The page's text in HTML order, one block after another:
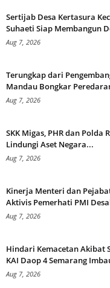
Sertijab Desa Kertasura
Suhaeti Siap Membangun
Aug 7, 2026
Terungkap dari
Mandau Bongkar
Aug 7, 2026
SKK Migas, PHR dan Polda
Lindungi Aset Negara...
Aug 7, 2026
Kinerja Menteri dan
Aktivis Pemerhati PMI
Aug 7, 2026
Hindari Kemacetan Akibat
KAI Daop 4 Semarang
Aug 7, 2026